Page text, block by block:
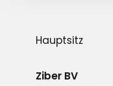
Hauptsitz
Ziber BV